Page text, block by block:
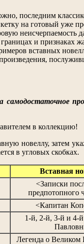
последним
на готовый уже
неисчерпаемость
и признаках
вставных
самодостаточное
в коллекцию!
новеллу, затем
в угловых скобках.
Вставная
<Записки
предпотопного
<Капитан
1-й, 2-й, 3-й и 4-
Легенда о Великом